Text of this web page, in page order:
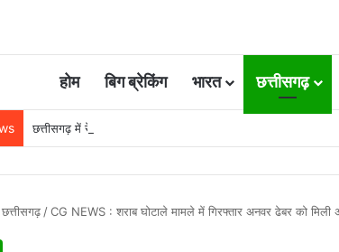
होम बिग ब्रेकिंग भारत छत्तीसगढ़
छत्तीसगढ़ में रेलवे विस्तार की रफ्तार तेज, बजट आवंटन 24 गुना बढ़ा; 36
छत्तीसगढ़ /CG NEWS : शराब घोटाले मामले में गिरफ्तार अनवर ढेबर को मिली